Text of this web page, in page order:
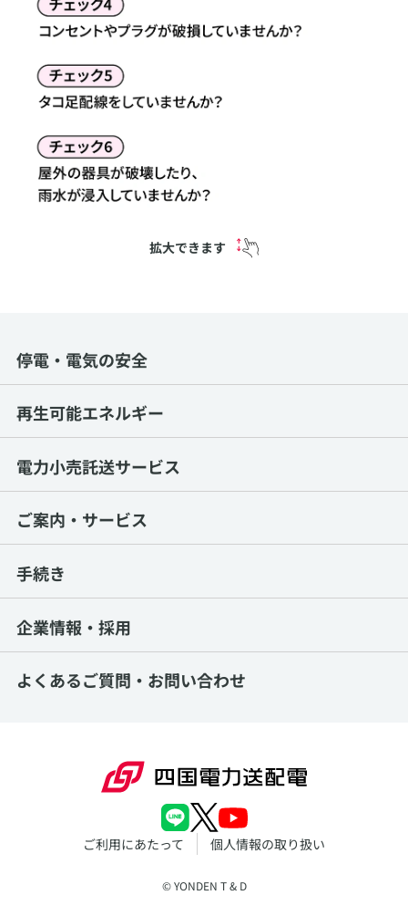
拡大できます
停電・電気の安全
再生可能エネルギー
電力小売託送サービス
ご案内・サービス
手続き
企業情報・採用
よくあるご質問・ お問い合わせ
ご利用にあたって 個人情報の取り扱い
© YONDEN T & D